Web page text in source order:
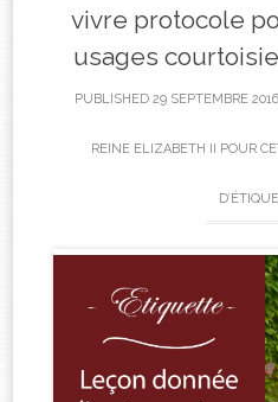
vivre protocole
usages
PUBLISHED 29 SEPTEMBRE 2016
REINE ELIZABETH II POUR